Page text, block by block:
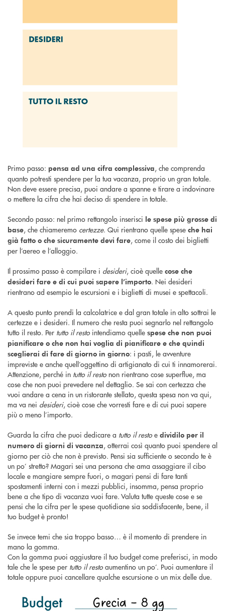
Primo passo: pensa ad una cifra complessiva, che comprenda
quanto potresti spendere per la tua vacanza, proprio un gran totale.
Non deve essere precisa, puoi andare a spanne e tirare a indovinare
o mettere la cifra che hai deciso di spendere in totale.
Secondo passo: nel primo rettangolo inserisci le spese più grosse di
base, che chiameremo certezze. Qui rientrano quelle spese che hai
già fatto o che sicuramente devi fare, come il costo dei biglietti
per l’aereo e l’alloggio.
Il prossimo passo è compilare i desideri, cioè quelle cose che
desideri fare e di cui puoi sapere l’importo. Nei desideri
rientrano ad esempio le escursioni e i biglietti di musei e spettacoli.
A questo punto prendi la calcolatrice e dal gran totale in alto sottrai le
certezze e i desideri. Il numero che resta puoi segnarlo nel rettangolo
tutto il resto. Per tutto il resto intendiamo quelle spese che non puoi
pianificare o che non hai voglia di pianificare e che quindi
sceglierai di fare di giorno in giorno: i pasti, le avventure
impreviste e anche quell’oggettino di artigianato di cui ti innamorerai.
Attenzione, perché in tutto il resto non rientrano cose superflue, ma
cose che non puoi prevedere nel dettaglio. Se sai con certezza che
vuoi andare a cena in un ristorante stellato, questa spesa non va qui,
ma va nei desideri, cioè cose che vorresti fare e di cui puoi sapere
più o meno l’importo.
Guarda la cifra che puoi dedicare a tutto il resto e dividilo per il
numero di giorni di vacanza, otterrai così quanto puoi spendere al
giorno per ciò che non è previsto. Pensi sia sufficiente o secondo te è
un po’ stretto? Magari sei una persona che ama assaggiare il cibo
locale e mangiare sempre fuori, o magari pensi di fare tanti
spostamenti interni con i mezzi pubblici, insomma, pensa proprio
bene a che tipo di vacanza vuoi fare. Valuta tutte queste cose e se
pensi che la cifra per le spese quotidiane sia soddisfacente, bene, il
tuo budget è pronto!
Se invece temi che sia troppo basso… è il momento di prendere in
mano la gomma.
Con la gomma puoi aggiustare il tuo budget come preferisci, in modo
tale che le spese per tutto il resto aumentino un po’. Puoi aumentare il
totale oppure puoi cancellare qualche escursione o un mix delle due.